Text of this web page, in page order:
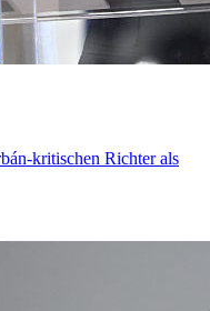
kritischen Richter als